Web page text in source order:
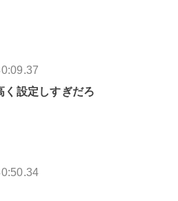
く設定しすぎだろ